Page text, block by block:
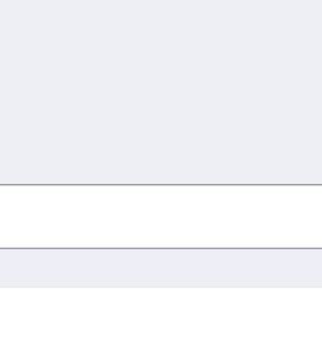
ATX X870E A ELITE X ICE - DDR5, AM5,